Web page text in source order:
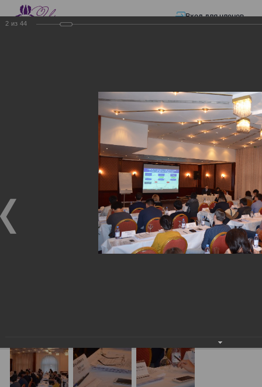
Вход для членов
Презентации—ЭЛЕКТРОННЫЕ СЧЕТА-ФАКТУРЫ.
ЭЛЕКТРОННЫЕ СЧЕТА-
ФАКТУРЫ. ВИРТУАЛЬНЫЙ
ЭЛЕКТРОННЫЕ СЧЕТА-ФАКТУРЫ. ВИРТУАЛЬНЫЙ
СКЛАД.
Семинар с КГД и разработчиками
2 из 44